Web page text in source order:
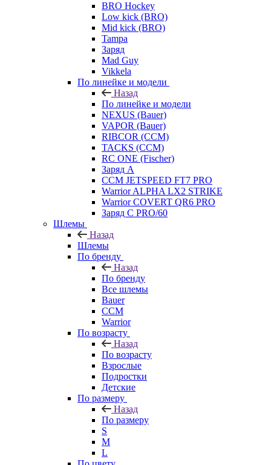
BRO Hockey
Low kick (BRO)
Mid kick (BRO)
Tampa
Заряд
Mad Guy
Vikkela
По линейке и модели
Назад
По линейке и модели
NEXUS (Bauer)
VAPOR (Bauer)
RIBCOR (CCM)
TACKS (CCM)
RC ONE (Fischer)
Заряд А
CCM JETSPEED FT7 PRO
Warrior ALPHA LX2 STRIKE
Warrior COVERT QR6 PRO
Заряд С PRO/60
Шлемы
Назад
Шлемы
По бренду
Назад
По бренду
Все шлемы
Bauer
CCM
Warrior
По возрасту
Назад
По возрасту
Взрослые
Подростки
Детские
По размеру
Назад
По размеру
S
M
L